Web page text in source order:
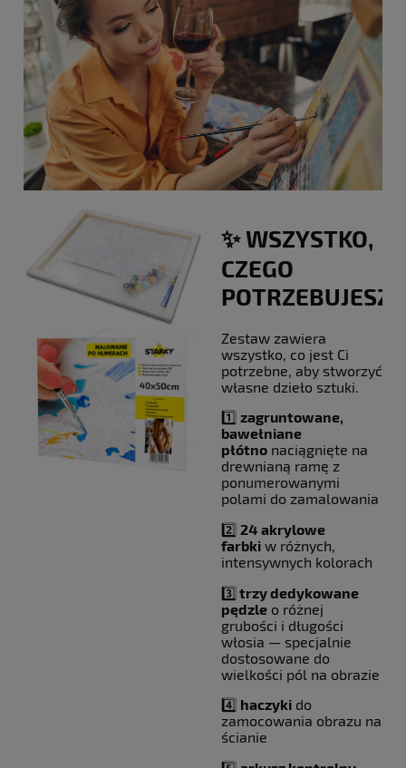
✨ WSZYSTKO,
CZEGO
POTRZEBUJESZ!
Zestaw zawiera
wszystko, co jest Ci
potrzebne, aby stworzyć
własne dzieło sztuki.
1️⃣ zagruntowane,
bawełniane
płótno naciągnięte na
drewnianą ramę z
ponumerowanymi
polami do zamalowania
2️⃣ 24 akrylowe
farbki w różnych,
intensywnych kolorach
3️⃣trzy dedykowane
pędzle o różnej
grubości i długości
włosia — specjalnie
dostosowane do
wielkości pól na obrazie
4️⃣ haczyki do
zamocowania obrazu na
ścianie